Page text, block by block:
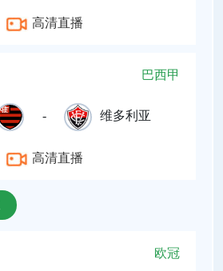
高清直播
巴西甲
- 维多利亚
高清直播
欧冠